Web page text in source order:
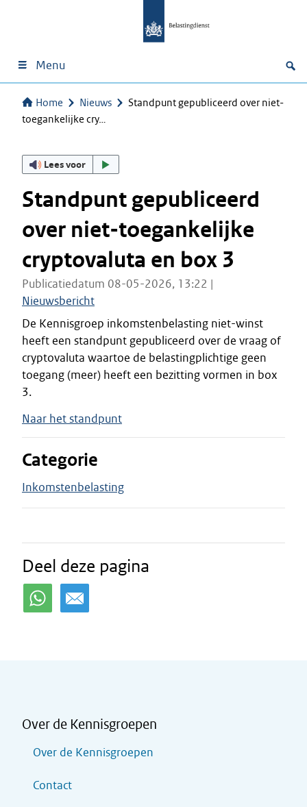
Menu
Home Nieuws
Standpunt gepubliceerd over niet-
toegankelijke cry…
Lees voor
Standpunt gepubliceerd
over niet-toegankelijke
cryptovaluta en box 3
Publicatiedatum 08-05-2026, 13:22 |
Nieuwsbericht
De Kennisgroep inkomstenbelasting niet-winst
heeft een standpunt gepubliceerd over de vraag of
cryptovaluta waartoe de belastingplichtige geen
toegang (meer) heeft een bezitting vormen in box
3.
Naar het standpunt
Categorie
Inkomstenbelasting
Deel deze pagina
Over de Kennisgroepen
Over de Kennisgroepen
Contact